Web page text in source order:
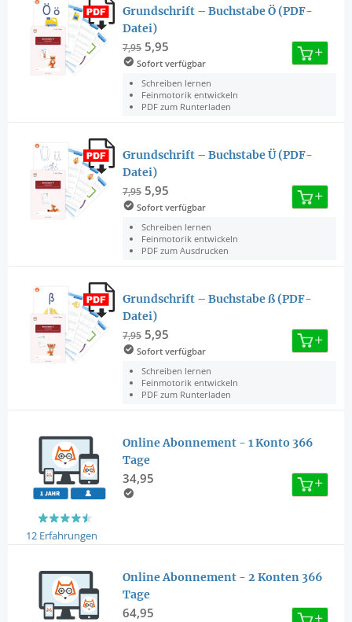
Grundschrift – Buchstabe Ö (PDF-
Datei)
7,955,95
Sofort verfügbar
Schreiben lernen
Feinmotorik entwickeln
PDF zum Runterladen
Grundschrift – Buchstabe Ü (PDF-
Datei)
7,955,95
Sofort verfügbar
Schreiben lernen
Feinmotorik entwickeln
PDF zum Ausdrucken
Grundschrift – Buchstabe ß (PDF-
Datei)
7,955,95
Sofort verfügbar
Schreiben lernen
Feinmotorik entwickeln
PDF zum Runterladen
12 Erfahrungen
Online Abonnement - 1 Konto 366
Tage
34,95
Online Abonnement - 2 Konten 366
Tage
64,95